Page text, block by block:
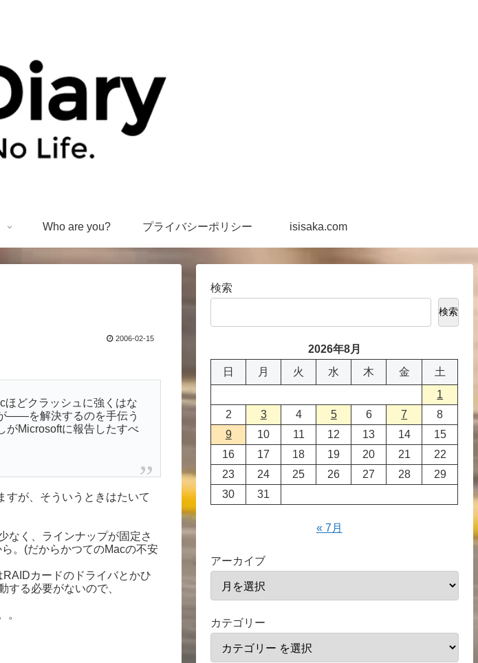
Who are you? プライバシーポリシー isisaka.com
2006-02-15
どクラッシュに強くはな
――を解決するのを手伝う
がMicrosoftに報告したすべ
すが、そういうときはたいて
なく、ラインナップが固定さ
。(だからかつてのMacの不安
カードのドライバとかひ
する必要がないので、
。
検索
検索
2026年8月
日
月 火 水 木 金
土
1
2
3 4 5 6 7
8
9
10 11 12 13 14
15
16
17 18 19 20 21
22
23
24 25 26 27 28
29
30
31
« 7月
アーカイブ
カテゴリー